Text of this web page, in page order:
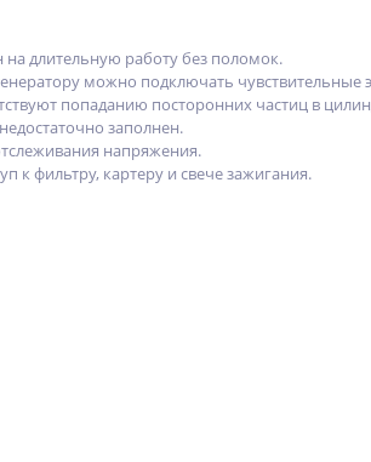
длительную работу без поломок.
можно подключать чувствительные
попаданию посторонних частиц в
заполнен.
напряжения.
к фильтру, картеру и свече зажигания.